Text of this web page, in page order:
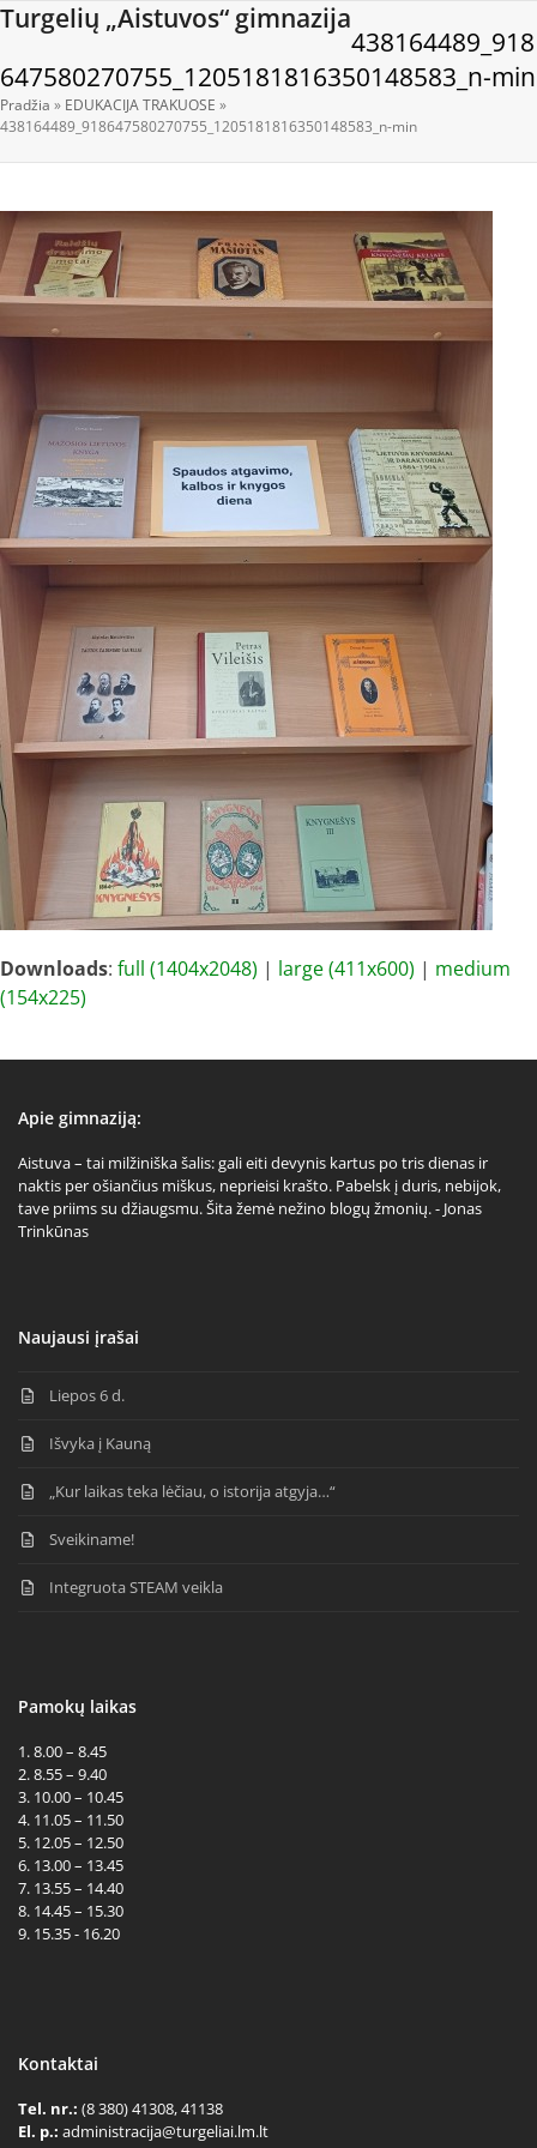
Skip
content
Turgelių „Aistuvos“ gimnazija
Open
menu
Close
menu
438164489_918
647580270755_1205181816350148583_n-min
Pradžia » EDUKACIJA TRAKUOSE »
438164489_918647580270755_1205181816350148583_n-min
Downloads: full (1404x2048) | large (411x600) | medium
(154x225)
Apie gimnaziją:
Aistuva – tai milžiniška šalis: gali eiti devynis kartus po tris dienas ir
naktis per ošiančius miškus, neprieisi krašto. Pabelsk į duris, nebijok,
tave priims su džiaugsmu. Šita žemė nežino blogų žmonių. - Jonas
Trinkūnas
Naujausi įrašai
Liepos 6 d.
Išvyka į Kauną
„Kur laikas teka lėčiau, o istorija atgyja…“
Sveikiname!
Integruota STEAM veikla
Pamokų laikas
1. 8.00 – 8.45
2. 8.55 – 9.40
3. 10.00 – 10.45
4. 11.05 – 11.50
5. 12.05 – 12.50
6. 13.00 – 13.45
7. 13.55 – 14.40
8. 14.45 – 15.30
9. 15.35 - 16.20
Kontaktai
Tel. nr.: (8 380) 41308, 41138
El. p.: administracija@turgeliai.lm.lt